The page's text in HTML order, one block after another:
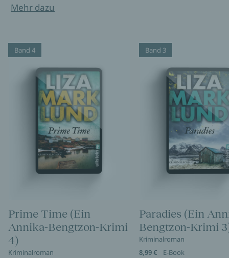
Mehr dazu
Band 4
Prime Time (Ein
Annika-Bengtzon-Krimi
4)
Kriminalroman
Band 3
Paradies (Ein
Bengtzon-Krimi
Kriminalroman
8,99 €
E-Book